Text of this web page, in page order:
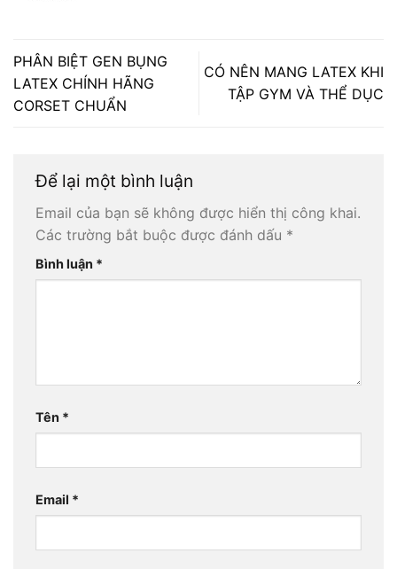
PHÂN BIỆT GEN BỤNG
LATEX CHÍNH HÃNG
CORSET CHUẨN
CÓ NÊN MANG LATEX KHI
TẬP GYM VÀ THỂ DỤC
Để lại một bình luận
Email của bạn sẽ không được hiển thị công khai.
Các trường bắt buộc được đánh dấu *
Bình luận *
Tên *
Email *